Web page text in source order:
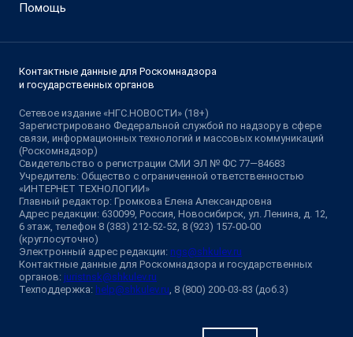
Помощь
Контактные данные для Роскомнадзора
и государственных органов
Сетевое издание «НГС.НОВОСТИ» (18+)
Зарегистрировано Федеральной службой по надзору в сфере
связи, информационных технологий и массовых коммуникаций
(Роскомнадзор)
Свидетельство о регистрации СМИ ЭЛ № ФС 77—84683
Учредитель: Общество с ограниченной ответственностью
«ИНТЕРНЕТ ТЕХНОЛОГИИ»
Главный редактор: Громкова Елена Александровна
Адрес редакции: 630099, Россия, Новосибирск, ул. Ленина, д. 12,
6 этаж, телефон 8 (383) 212-52-52, 8 (923) 157-00-00
(круглосуточно)
Электронный адрес редакции: ngs@shkulev.ru
Контактные данные для Роскомнадзора и государственных
органов: juristnsk@shkulev.ru
Техподдержка: help@shkulev.ru, 8 (800) 200-03-83 (доб.3)